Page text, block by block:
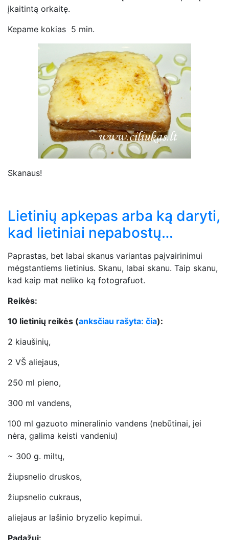
įkaitintą orkaitę.
Kepame kokias 5 min.
Skanaus!
Lietinių apkepas arba ką daryti,
kad lietiniai nepabostų…
Paprastas, bet labai skanus variantas paįvairinimui
mėgstantiems lietinius. Skanu, labai skanu. Taip skanu,
kad kaip mat neliko ką fotografuot.
Reikės:
10 lietinių reikės (anksčiau rašyta: čia):
2 kiaušinių,
2 VŠ aliejaus,
250 ml pieno,
300 ml vandens,
100 ml gazuoto mineralinio vandens (nebūtinai, jei
nėra, galima keisti vandeniu)
~ 300 g. miltų,
žiupsnelio druskos,
žiupsnelio cukraus,
aliejaus ar lašinio bryzelio kepimui.
Padažui: